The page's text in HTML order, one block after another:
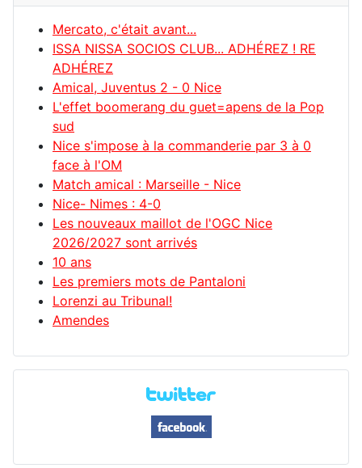
Mercato, c'était avant...
ISSA NISSA SOCIOS CLUB... ADHÉREZ ! RE
ADHÉREZ
Amical, Juventus 2 - 0 Nice
L'effet boomerang du guet=apens de la Pop
sud
Nice s'impose à la commanderie par 3 à 0
face à l'OM
Match amical : Marseille - Nice
Nice- Nimes : 4-0
Les nouveaux maillot de l'OGC Nice
2026/2027 sont arrivés
10 ans
Les premiers mots de Pantaloni
Lorenzi au Tribunal!
Amendes